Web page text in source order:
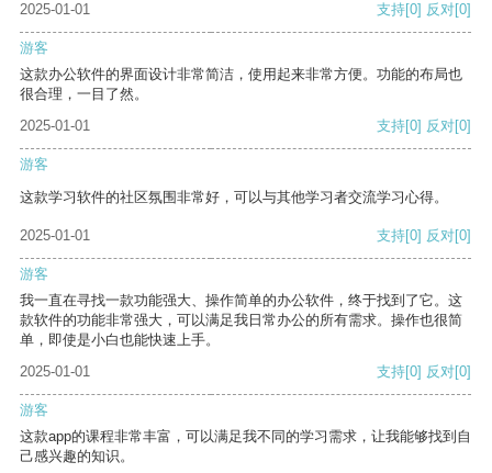
2025-01-01
支持[0] 反对[0]
游客
这款办公软件的界面设计非常简洁，使用起来非常方便。功能的布局也
很合理，一目了然。
2025-01-01
支持[0] 反对[0]
游客
这款学习软件的社区氛围非常好，可以与其他学习者交流学习心得。
2025-01-01 支持[0] 反对[0]
游客
我一直在寻找一款功能强大、操作简单的办公软件，终于找到了它。这
款软件的功能非常强大，可以满足我日常办公的所有需求。操作也很简
单，即使是小白也能快速上手。
2025-01-01
支持[0] 反对[0]
游客
这款app的课程非常丰富，可以满足我不同的学习需求，让我能够找到自
己感兴趣的知识。